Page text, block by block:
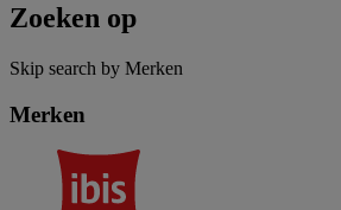
Zoeken op
Skip search by Merken
Merken